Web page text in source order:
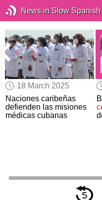
News in Slow Spanish
18 March 2025
Naciones caribeñas
defienden las misiones
médicas cubanas